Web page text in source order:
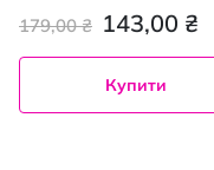
143,00 ₴
179,00 ₴
Купити